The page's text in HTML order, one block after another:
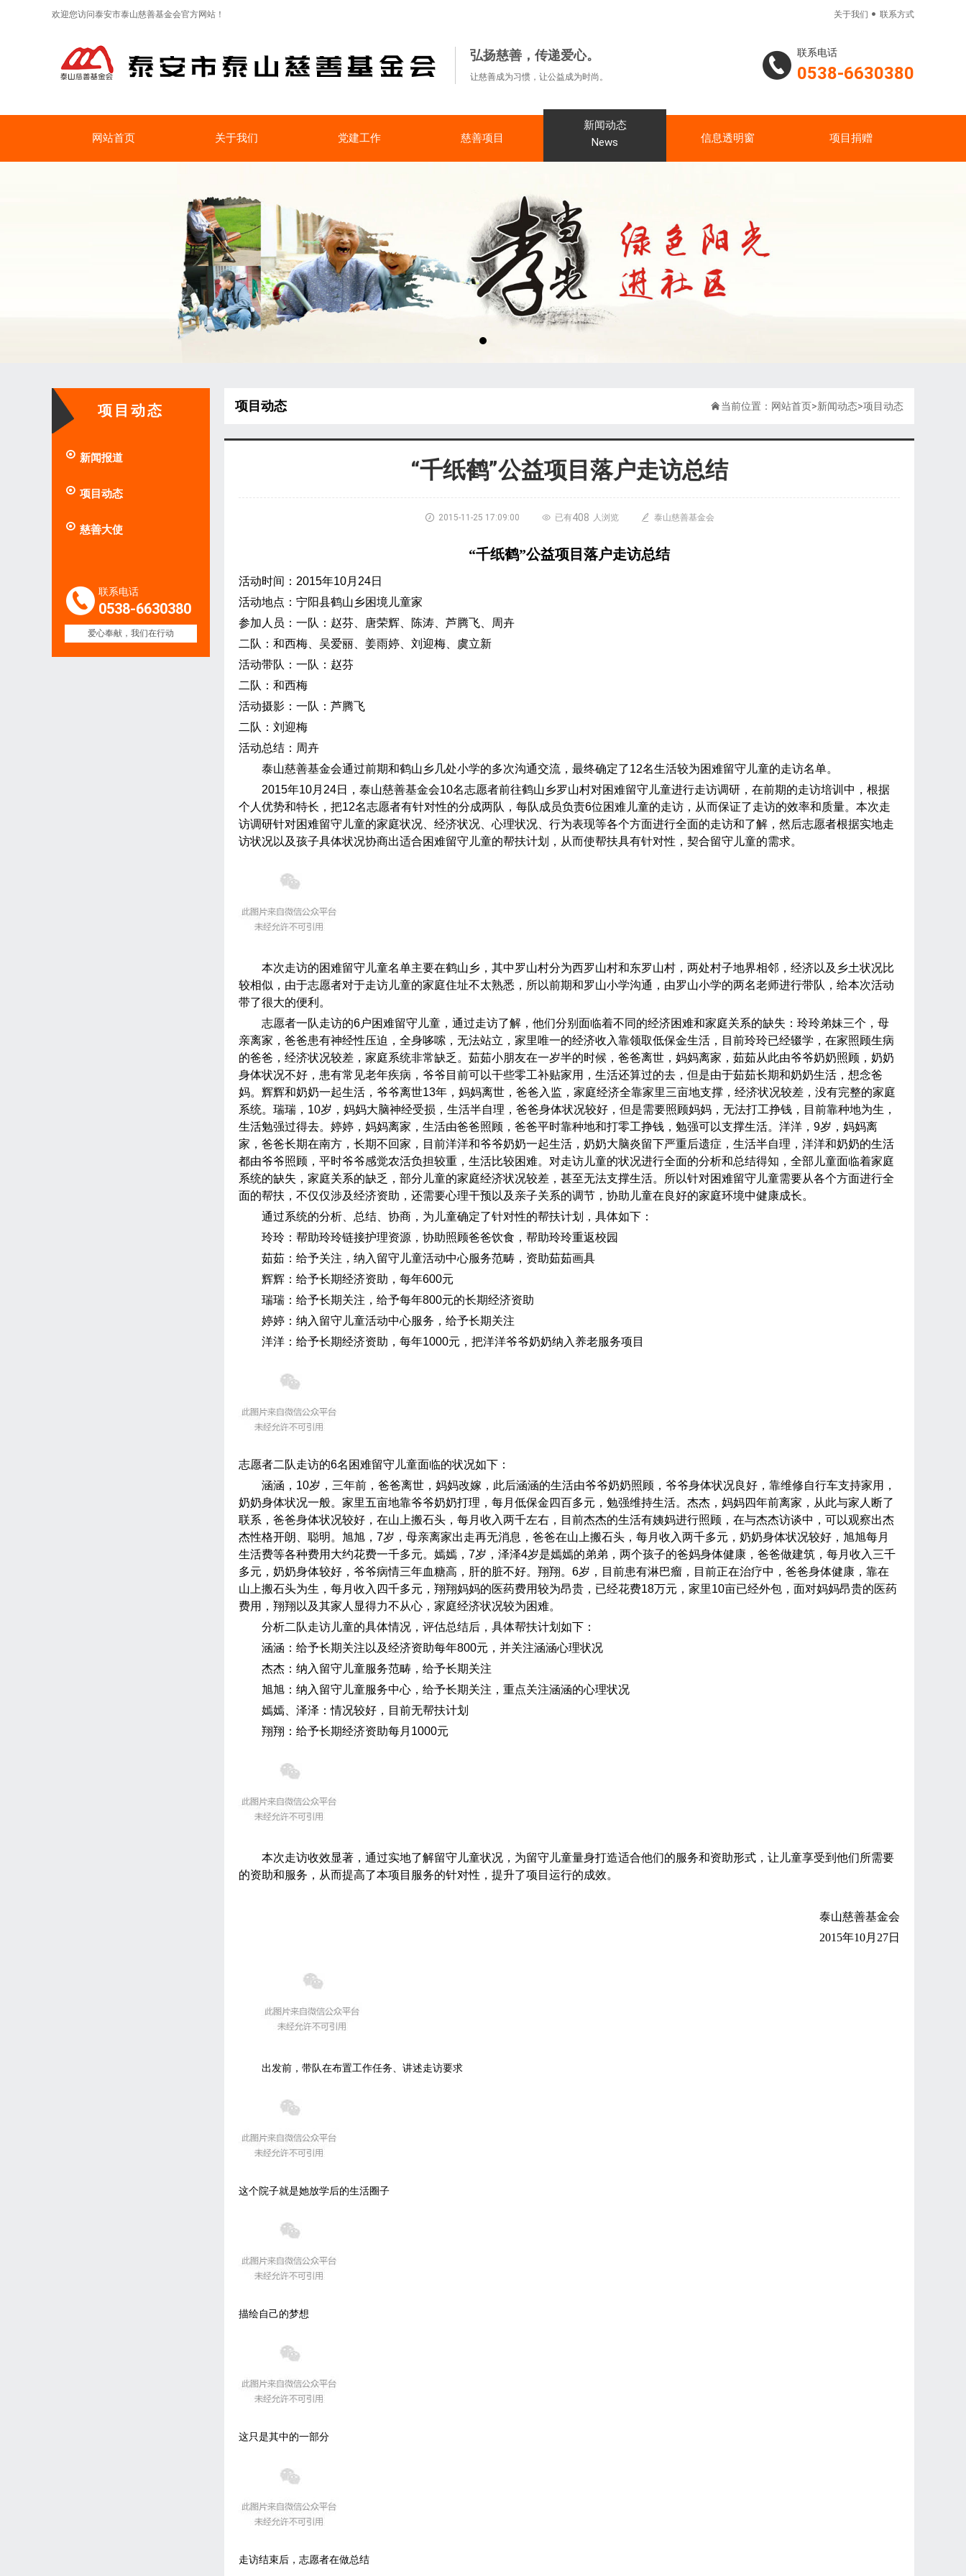
欢迎您访问泰安市泰山慈善基金会官方网站！ 关于我们  联系方式
弘扬慈善，传递爱心。
让慈善成为习惯，让公益成为时尚。
联系电话
0538-6630380
网站首页 关于我们 党建工作 慈善项目
新闻动态
News
信息透明窗 项目捐赠
项目动态
 新闻报道
 项目动态
 慈善大使
联系电话
0538-6630380
爱心奉献，我们在行动
项目动态 当前位置： 网站首页>新闻动态>项目动态
“千纸鹤”公益项目落户走访总结
 2015-11-25 17:09:00  已有408 人浏览  泰山慈善基金会
“千纸鹤”公益项目落户走访总结
活动时间： 2015年10月 24日
活动地点：宁阳县鹤山乡困境儿童家
参加人员：一队：赵芬、唐荣辉、陈涛、芦腾飞、周卉
二队：和西梅、吴爱丽、姜雨婷、刘迎梅、虞立新
活动带队：一队：赵芬
二队：和西梅
活动摄影：一队：芦腾飞
二队：刘迎梅
活动总结：周卉
泰山慈善基金会通过前期和鹤山乡几处小学的多次沟通交流，最终确定了12名生活较为困难留守儿童的走访名单。
2015年10月 24日，泰山慈善基金会10名志愿者前往鹤山乡罗山村对困难留守儿童进行走访调研，在前期的走访培训中，根据
个人优势和特长，把12名志愿者有针对性的分成两队，每队成员负责6位困难儿童的走访，从而保证了走访的效率和质量。本次走
访调研针对困难留守儿童的家庭状况、经济状况、心理状况、行为表现等各个方面进行全面的走访和了解，然后志愿者根据实地走
访状况以及孩子具体状况协商出适合困难留守儿童的帮扶计划，从而使帮扶具有针对性，契合留守儿童的需求。
本次走访的困难留守儿童名单主要在鹤山乡，其中罗山村分为西罗山村和东罗山村，两处村子地界相邻，经济以及乡土状况比
较相似，由于志愿者对于走访儿童的家庭住址不太熟悉，所以前期和罗山小学沟通，由罗山小学的两名老师进行带队，给本次活动
带了很大的便利。
志愿者一队走访的6户困难留守儿童，通过走访了解，他们分别面临着不同的经济困难和家庭关系的缺失：玲玲弟妹三个，母
亲离家，爸爸患有神经性压迫，全身哆嗦，无法站立，家里唯一的经济收入靠领取低保金生活，目前玲玲已经辍学，在家照顾生病
的爸爸，经济状况较差，家庭系统非常缺乏。茹茹小朋友在一岁半的时候，爸爸离世，妈妈离家，茹茹从此由爷爷奶奶照顾，奶奶
身体状况不好，患有常见老年疾病，爷爷目前可以干些零工补贴家用，生活还算过的去，但是由于茹茹长期和奶奶生活，想念爸
妈。辉辉和奶奶一起生活，爷爷离世13年，妈妈离世，爸爸入监，家庭经济全靠家里三亩地支撑，经济状况较差，没有完整的家庭
系统。瑞瑞， 10岁，妈妈大脑神经受损，生活半自理，爸爸身体状况较好，但是需要照顾妈妈，无法打工挣钱，目前靠种地为生，
生活勉强过得去。婷婷，妈妈离家，生活由爸爸照顾，爸爸平时靠种地和打零工挣钱，勉强可以支撑生活。洋洋， 9岁，妈妈离
家，爸爸长期在南方，长期不回家，目前洋洋和爷爷奶奶一起生活，奶奶大脑炎留下严重后遗症，生活半自理，洋洋和奶奶的生活
都由爷爷照顾，平时爷爷感觉农活负担较重，生活比较困难。对走访儿童的状况进行全面的分析和总结得知，全部儿童面临着家庭
系统的缺失，家庭关系的缺乏，部分儿童的家庭经济状况较差，甚至无法支撑生活。所以针对困难留守儿童需要从各个方面进行全
面的帮扶，不仅仅涉及经济资助，还需要心理干预以及亲子关系的调节，协助儿童在良好的家庭环境中健康成长。
通过系统的分析、总结、协商，为儿童确定了针对性的帮扶计划，具体如下：
玲玲：帮助玲玲链接护理资源，协助照顾爸爸饮食，帮助玲玲重返校园
茹茹：给予关注，纳入留守儿童活动中心服务范畴，资助茹茹画具
辉辉：给予长期经济资助，每年600元
瑞瑞：给予长期关注，给予每年800元的长期经济资助
婷婷：纳入留守儿童活动中心服务，给予长期关注
洋洋：给予长期经济资助，每年1000元，把洋洋爷爷奶奶纳入养老服务项目
志愿者二队走访的6名困难留守儿童面临的状况如下：
涵涵， 10岁，三年前，爸爸离世，妈妈改嫁，此后涵涵的生活由爷爷奶奶照顾，爷爷身体状况良好，靠维修自行车支持家用，
奶奶身体状况一般。家里五亩地靠爷爷奶奶打理，每月低保金四百多元，勉强维持生活。杰杰，妈妈四年前离家，从此与家人断了
联系，爸爸身体状况较好，在山上搬石头，每月收入两千左右，目前杰杰的生活有姨妈进行照顾，在与杰杰访谈中，可以观察出杰
杰性格开朗、聪明。旭旭， 7岁，母亲离家出走再无消息，爸爸在山上搬石头，每月收入两千多元，奶奶身体状况较好，旭旭每月
生活费等各种费用大约花费一千多元。嫣嫣， 7岁，泽泽4岁是嫣嫣的弟弟，两个孩子的爸妈身体健康，爸爸做建筑，每月收入三千
多元，奶奶身体较好，爷爷病情三年血糖高，肝的脏不好。翔翔。 6岁，目前患有淋巴瘤，目前正在治疗中，爸爸身体健康，靠在
山上搬石头为生，每月收入四千多元，翔翔妈妈的医药费用较为昂贵，已经花费18万元，家里10亩已经外包，面对妈妈昂贵的医药
费用，翔翔以及其家人显得力不从心，家庭经济状况较为困难。
分析二队走访儿童的具体情况，评估总结后，具体帮扶计划如下：
涵涵：给予长期关注以及经济资助每年800元，并关注涵涵心理状况
杰杰：纳入留守儿童服务范畴，给予长期关注
旭旭：纳入留守儿童服务中心，给予长期关注，重点关注涵涵的心理状况
嫣嫣、泽泽：情况较好，目前无帮扶计划
翔翔：给予长期经济资助每月 1000元
本次走访收效显著，通过实地了解留守儿童状况，为留守儿童量身打造适合他们的服务和资助形式，让儿童享受到他们所需要
的资助和服务，从而提高了本项目服务的针对性，提升了项目运行的成效。
泰山慈善基金会
2015年10月27日
出发前，带队在布置工作任务、讲述走访要求
这个院子就是她放学后的生活圈子
描绘自己的梦想
这只是其中的一部分
走访结束后，志愿者在做总结